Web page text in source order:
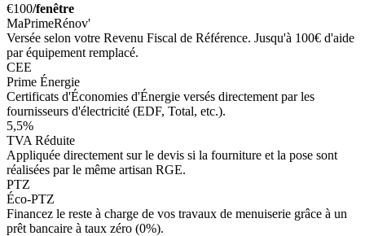
€100/fenêtre
MaPrimeRénov'
Versée selon votre Revenu Fiscal de Référence. Jusqu'à 100€ d'aide
par équipement remplacé.
CEE
Prime Énergie
Certificats d'Économies d'Énergie versés directement par les
fournisseurs d'électricité (EDF, Total, etc.).
5,5%
TVA Réduite
Appliquée directement sur le devis si la fourniture et la pose sont
réalisées par le même artisan RGE.
PTZ
Éco-PTZ
Financez le reste à charge de vos travaux de menuiserie grâce à un
prêt bancaire à taux zéro (0%).